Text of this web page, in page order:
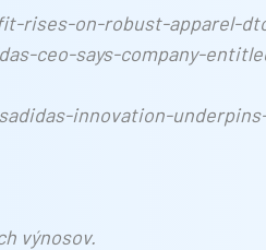
rises-on-robust-apparel-
ceo-says-company-
innovation-
výnosov.